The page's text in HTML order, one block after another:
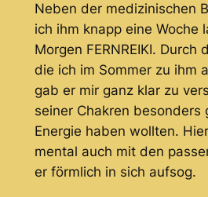
Neben der medizinischen
ich ihm knapp eine Woche
Morgen FERNREIKI. Durch
die ich im Sommer zu ihm
gab er mir ganz klar zu
seiner Chakren besonders
Energie haben wollten.
mental auch mit den
er förmlich in sich aufsog.